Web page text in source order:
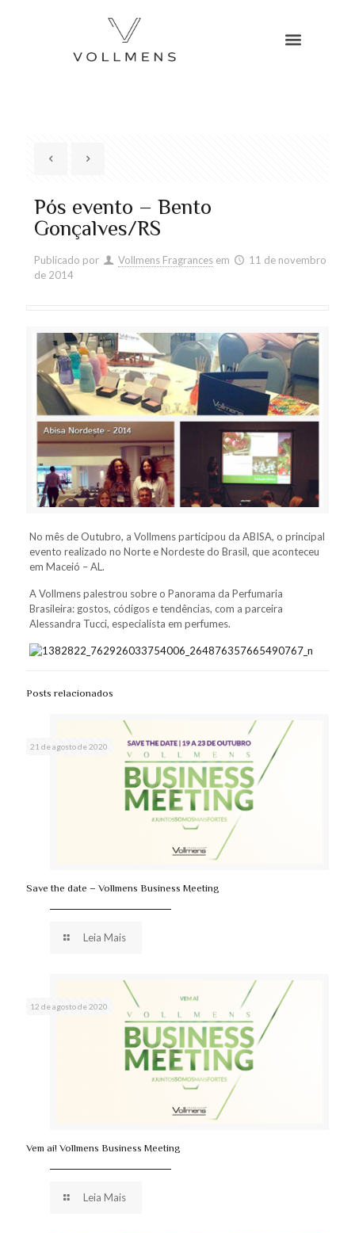
Pós evento – Bento
Gonçalves/RS
Publicado por Vollmens Fragrances em
11 de novembro
de 2014
No mês de Outubro, a Vollmens participou da ABISA, o principal
evento realizado no Norte e Nordeste do Brasil, que aconteceu
em Maceió – AL.
A Vollmens palestrou sobre o Panorama da Perfumaria
Brasileira: gostos, códigos e tendências, com a parceira
Alessandra Tucci, especialista em perfumes.
Posts relacionados
21 de agosto de 2020
Save the date – Vollmens Business Meeting
Leia Mais
12 de agosto de 2020
Vem aí! Vollmens Business Meeting
Leia Mais